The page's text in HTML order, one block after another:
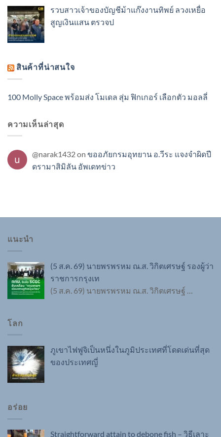
รวบสาวเจ้าของบัญชีม้าแก๊งงานทิพย์ ลวงเหยื่อ
สูญเงินแสน ตรวจป
สินค้าที่น่าสนใจ
100 Molly Space พร้อมส่ง โมเดล สุ่ม ฟิกเกอร์ เลือกตัว มอลลี่
ความเห็นล่าสุด
@narak1432on ขออภัยกรมอุทยาน อ.วีระ แจงจำผิดปี
ดรามาสิมิลัน อัพเดทข่าว
แนะนำ
(5 ส.ค. 69) นายพรพรหม ณ.ส. วิกิตเศรษฐ์ รองผู้ว่า
ราชการกรุงเท
(5 ส.ค. 69) นายพรพรหม ณ.ส. วิกิตเศรษฐ์ …
โลก
ภูเขาไฟฟูจิเป็นหนึ่งในภูมิประเทศที่โดดเด่นที่สุด
ของประเทศญี่
อร่อย
Straightforward attain to debone fish – วิธีเลาะ